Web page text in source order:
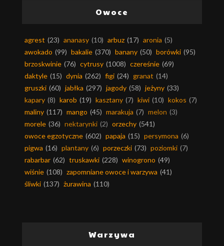
Owoce
agrest (23) ananasy (10) arbuz (17) aronia (5)
awokado (99) bakalie (370) banany (50) borówki (95)
brzoskwinie (76) cytrusy (1008) czereśnie (69)
daktyle (15) dynia (262) figi (24) granat (14)
gruszki (60) jabłka (297) jagody (58) jeżyny (33)
kapary (8) karob (19) kasztany (7) kiwi (10) kokos (7)
maliny (117) mango (45) marakuja (7) melon (3)
morele (36) nektarynki (2) orzechy (541)
owoce egzotyczne (602) papaja (15) persymona (6)
pigwa (16) plantany (6) porzeczki (73) poziomki (7)
rabarbar (62) truskawki (228) winogrono (49)
wiśnie (108) zapomniane owoce i warzywa (41)
śliwki (137) żurawina (110)
Warzywa